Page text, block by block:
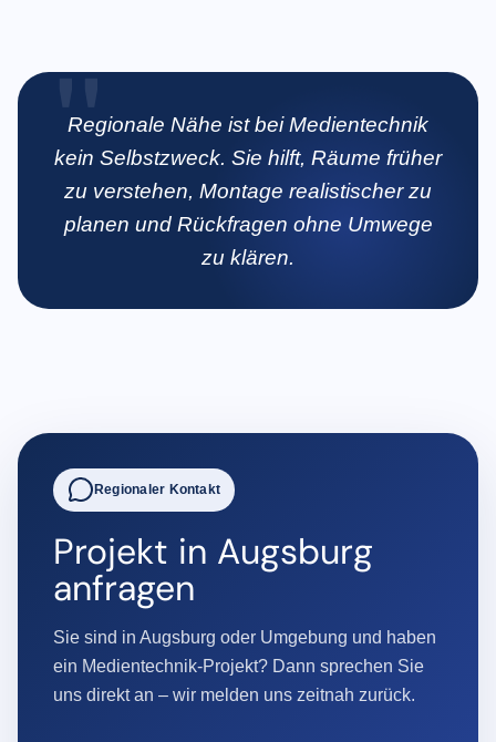
Regionale Nähe ist bei Medientechnik
kein Selbstzweck. Sie hilft, Räume früher
zu verstehen, Montage realistischer zu
planen und Rückfragen ohne Umwege
zu klären.
Regionaler Kontakt
Projekt in Augsburg
anfragen
Sie sind in Augsburg oder Umgebung und haben
ein Medientechnik-Projekt? Dann sprechen Sie
uns direkt an – wir melden uns zeitnah zurück.